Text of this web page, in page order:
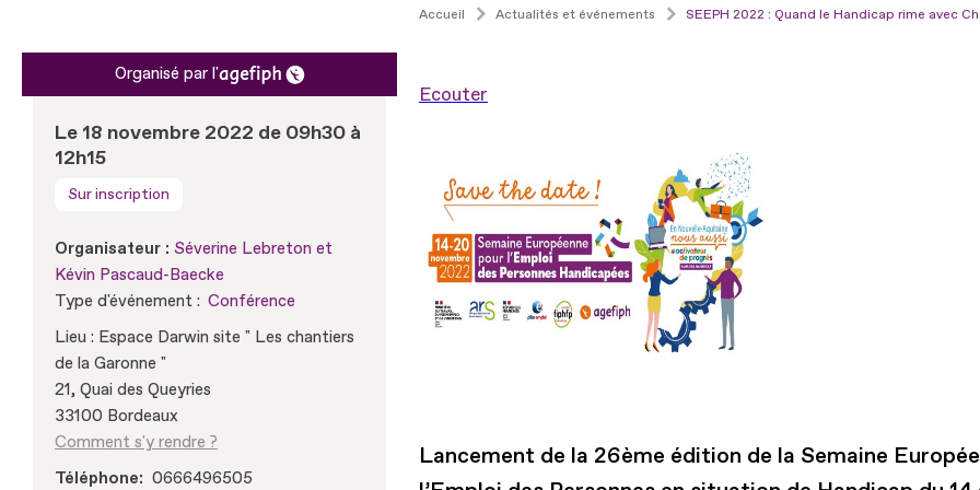
Accueil Actualités et événements SEEPH 2022 : Quand le Handicap rime avec
Organisé par l'
Le 18 novembre 2022 de 09h30 à
12h15
Sur inscription
Organisateur : Séverine Lebreton et
Kévin Pascaud-Baecke
Type d'événement : Conférence
Lieu : Espace Darwin site " Les chantiers
de la Garonne "
21, Quai des Queyries
33100 Bordeaux
Comment s'y rendre ?
Téléphone
0666496505
Ecouter
Lancement de la 26ème édition de la Semaine